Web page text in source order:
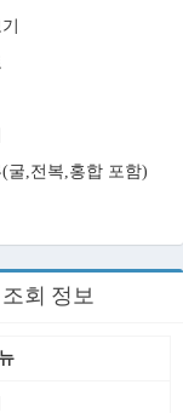
(굴,전복,홍합 포함)
회 정보